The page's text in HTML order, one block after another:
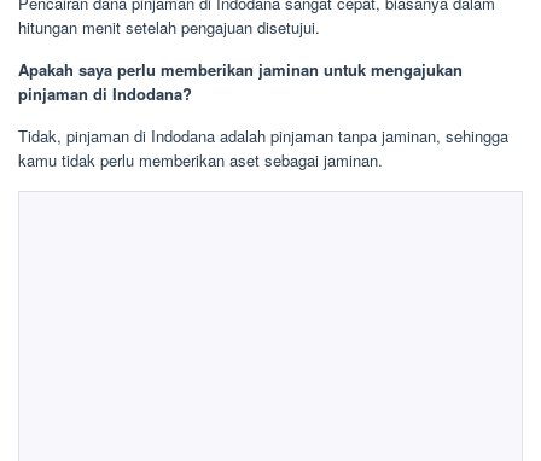
hitungan menit setelah pengajuan disetujui.
Apakah saya perlu memberikan jaminan untuk mengajukan
pinjaman di Indodana?
Tidak, pinjaman di Indodana adalah pinjaman tanpa jaminan, sehingga
kamu tidak perlu memberikan aset sebagai jaminan.